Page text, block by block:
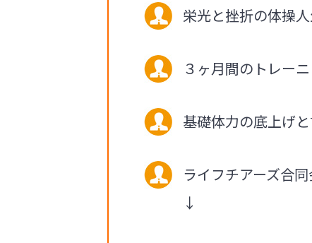
栄光と挫折の体操人
３ヶ月間のトレー
基礎体力の底上げ
ライフチアーズ合
↓